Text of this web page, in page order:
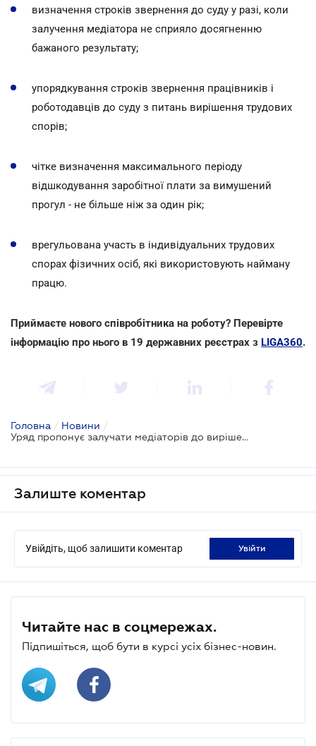
визначення строків звернення до суду у разі, коли
залучення медіатора не сприяло досягненню
бажаного результату;
упорядкування строків звернення працівників і
роботодавців до суду з питань вирішення трудових
спорів;
чітке визначення максимального періоду
відшкодування заробітної плати за вимушений
прогул - не більше ніж за один рік;
врегульована участь в індивідуальних трудових
спорах фізичних осіб, які використовують найману
працю.
Приймаєте нового співробітника на роботу? Перевірте
інформацію про нього в 19 державних реєстрах з LIGA360.
Головна / Новини /
Уряд пропонує залучати медіаторів до вирішення трудових спорів
Залиште коментар
Увійдіть, щоб залишити коментар увійти
Читайте нас в соцмережах.
Підпишіться, щоб бути в курсі усіх бізнес-новин.